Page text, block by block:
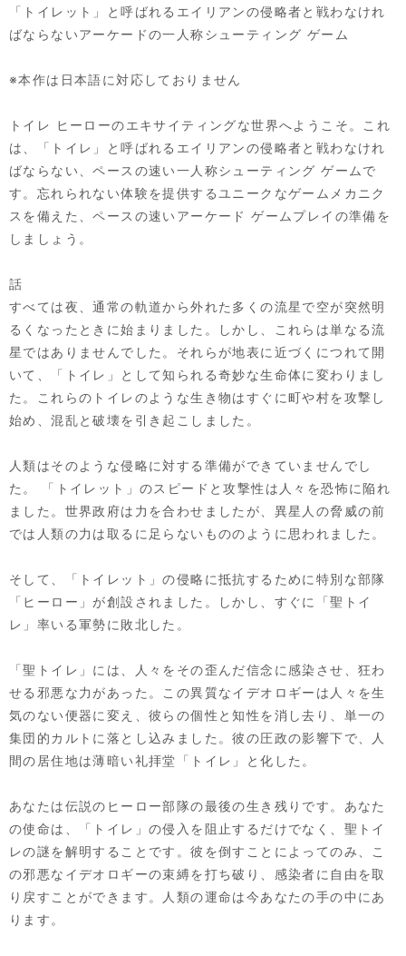
「トイレット」と呼ばれるエイリアンの侵略者と戦わなけれ
ばならないアーケードの一人称シューティング ゲーム
※本作は日本語に対応しておりません
トイレ ヒーローのエキサイティングな世界へようこそ。これ
は、「トイレ」と呼ばれるエイリアンの侵略者と戦わなけれ
ばならない、ペースの速い一人称シューティング ゲームで
す。忘れられない体験を提供するユニークなゲームメカニク
スを備えた、ペースの速いアーケード ゲームプレイの準備を
しましょう。
話
すべては夜、通常の軌道から外れた多くの流星で空が突然明
るくなったときに始まりました。しかし、これらは単なる流
星ではありませんでした。それらが地表に近づくにつれて開
いて、「トイレ」として知られる奇妙な生命体に変わりまし
た。これらのトイレのような生き物はすぐに町や村を攻撃し
始め、混乱と破壊を引き起こしました。
人類はそのような侵略に対する準備ができていませんでし
た。 「トイレット」のスピードと攻撃性は人々を恐怖に陥れ
ました。世界政府は力を合わせましたが、異星人の脅威の前
では人類の力は取るに足らないもののように思われました。
そして、「トイレット」の侵略に抵抗するために特別な部隊
「ヒーロー」が創設されました。しかし、すぐに「聖トイ
レ」率いる軍勢に敗北した。
「聖トイレ」には、人々をその歪んだ信念に感染させ、狂わ
せる邪悪な力があった。この異質なイデオロギーは人々を生
気のない便器に変え、彼らの個性と知性を消し去り、単一の
集団的カルトに落とし込みました。彼の圧政の影響下で、人
間の居住地は薄暗い礼拝堂「トイレ」と化した。
あなたは伝説のヒーロー部隊の最後の生き残りです。あなた
の使命は、「トイレ」の侵入を阻止するだけでなく、聖トイ
レの謎を解明することです。彼を倒すことによってのみ、こ
の邪悪なイデオロギーの束縛を打ち破り、感染者に自由を取
り戻すことができます。人類の運命は今あなたの手の中にあ
ります。